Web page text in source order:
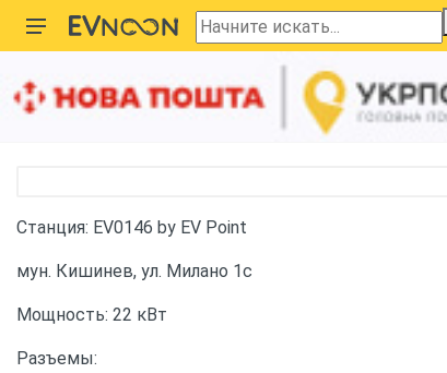
Главная Карта зарядных станций Молдова
Станция 22 кВт Type 2 by EV Point
Станция: EV0146 by EV Point
мун. Кишинев, ул. Милано 1c
Мощность: 22 кВт
Разъемы: